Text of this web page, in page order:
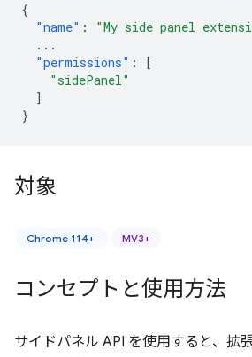
{
"name" : "My side panel
...
"permissions" :
[
"sidePanel"
]
}
対象
Chrome 114+ MV3+
コンセプトと使用方法
サイドパネル API を使用すると、拡